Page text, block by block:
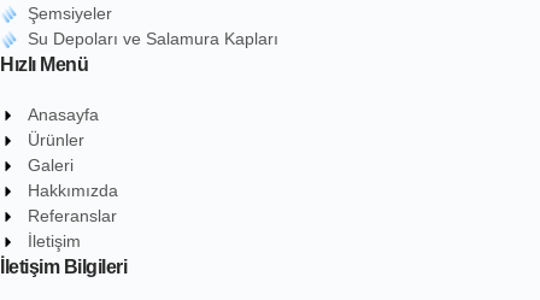
Şemsiyeler
Su Depoları ve Salamura Kapları
Hızlı Menü
Anasayfa
Ürünler
Galeri
Hakkımızda
Referanslar
İletişim
İletişim Bilgileri